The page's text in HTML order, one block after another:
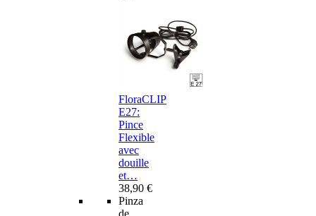
FloraCLIP
E27:
Pince
Flexible
avec
douille
et…
38,90 €
Pinza
de